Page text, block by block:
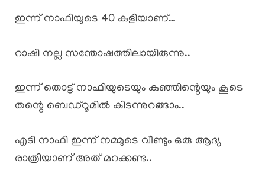
ഇന്ന് നാഫിയുടെ 40 കുളിയാണ്…
റാഷി നല്ല സന്തോഷത്തിലായിരുന്നു..
ഇന്ന് തൊട്ട് നാഫിയുടെയും കുഞ്ഞിന്റെയും കൂടെ
തന്റെ ബെഡ്റൂമിൽ കിടന്നുറങ്ങാം..
എടി നാഫി ഇന്ന് നമ്മുടെ വീണ്ടും ഒരു ആദ്യ
രാത്രിയാണ് അത് മറക്കണ്ട..